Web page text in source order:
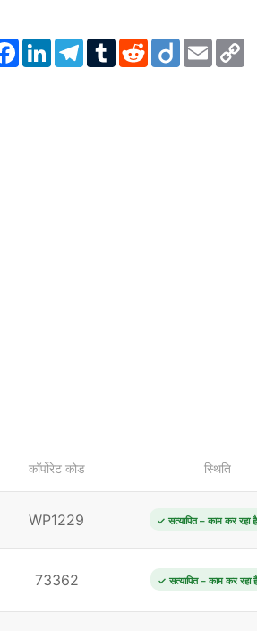
Facebook
LinkedInTelegram
TumblrRedditDiigo Email
कॉर्पोरेट कोड स्थिति
WP1229 ✓ सत्यापित – काम कर रहा है
73362 ✓ सत्यापित – काम कर रहा है